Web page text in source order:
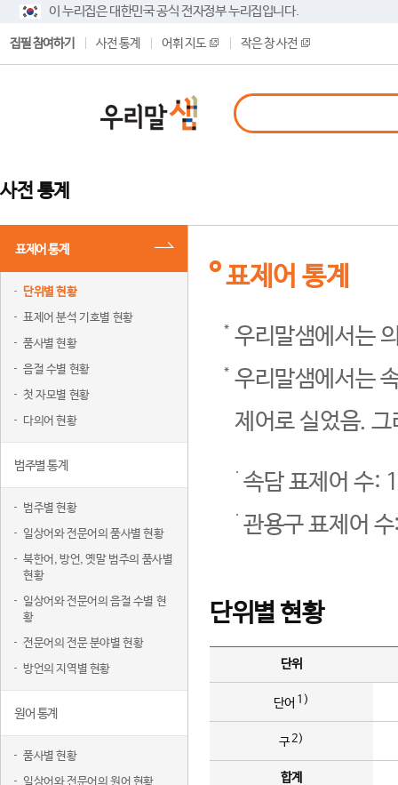
이 누리집은 대한민국 공식 전자정부 누리집입니다.
집필 참여하기 사전 통계 어휘 지도 작은 창 사전
사전 통계
표제어 통계
단위별 현황
표제어 분석 기호별 현황
품사별 현황
음절 수별 현황
첫 자모별 현황
다의어 현황
범주별 통계
범주별 현황
일상어와 전문어의 품사별 현황
북한어, 방언, 옛말 범주의 품사별
현황
일상어와 전문어의 음절 수별 현
황
전문어의 전문 분야별 현황
방언의 지역별 현황
원어 통계
품사별 현황
일상어와 전문어의 원어 현황
표제어 통계
우리말샘에서는
우리말샘에서는
제어로 실었음.
속담 표제어 수:
관용구 표제어
단위별 현황
단위
단어 1)
구2)
합계